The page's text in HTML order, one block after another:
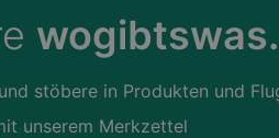
stöbere in Produkten und
unserem Merkzettel